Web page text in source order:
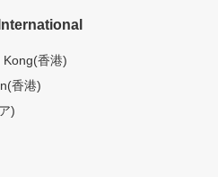
香港)
香港)
)